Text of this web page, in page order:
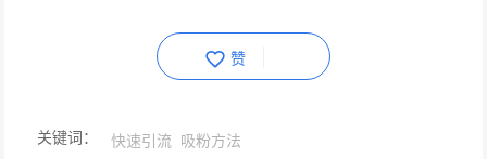
赞
关键词： 快速引流 吸粉方法